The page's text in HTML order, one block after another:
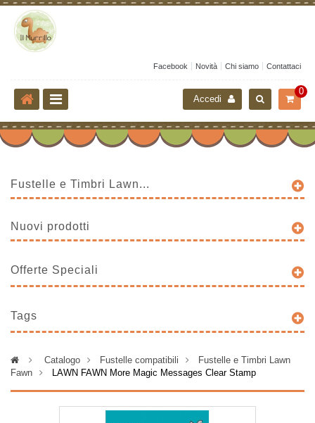
Facebook Novità Chi siamo Contattaci
0
Accedi
Fustelle e Timbri Lawn...
Nuovi prodotti
Offerte Speciali
Tags
> Catalogo > Fustelle compatibili >
Fustelle e Timbri Lawn
Fawn
> LAWN FAWN More Magic Messages Clear Stamp